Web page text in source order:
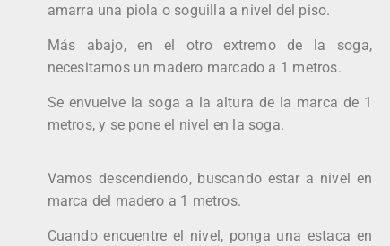
amarra una piola o soguilla a nivel del piso.
Más abajo, en el otro extremo de la soga,
necesitamos un madero marcado a 1 metros.
Se envuelve la soga a la altura de la marca de 1
metros, y se pone el nivel en la soga.
Vamos descendiendo, buscando estar a nivel en
marca del madero a 1 metros.
Cuando encuentre el nivel, ponga una estaca en